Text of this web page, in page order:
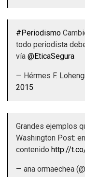
#Periodismo
todo periodista
vía @EticaSegura
— Hérmes F.
2015
Grandes ejemplos
Washington Post:
contenido http://
— ana ormaechea